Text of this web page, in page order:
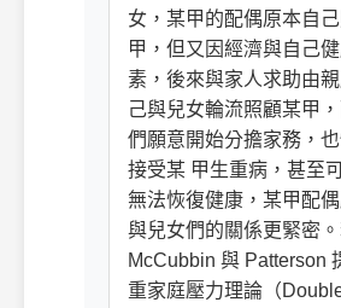
女，某甲的配偶原本自
甲，但又因經濟與自己健
素，後來與家人求助由
己與兒女輪流照顧某甲
們願意開始分擔家務，
接受某 甲生重病，甚至
無法恢復健康，某甲配偶
與兒女們的關係更緊密
McCubbin 與 Patterson
重家庭壓力理論（